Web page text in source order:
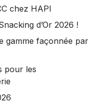
chez HAPI
d’Or 2026 !
gamme façonnée par
pour les